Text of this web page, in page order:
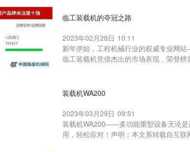
临工装载机的夺冠之路
2023年02月28日 10:11
新年伊始，工程机械行业的权威专业网
临工装载机凭借杰出的市场表现，荣登
装载机WA200
2023年03月29日 09:51
装载机WA200——多功能重型设备无论是
用，轻松应对！声明：本文系转载自互